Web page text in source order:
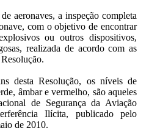
aeronaves, a inspeção completa
com o objetivo de encontrar
ou outros dispositivos,
realizada de acordo com as
desta Resolução, os níveis de
âmbar e vermelho, são aqueles
de Segurança da Aviação
Ilícita, publicado pelo
de 2010.